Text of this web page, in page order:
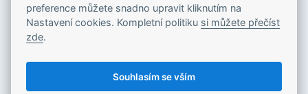
O jakou službu máte zájem?
preference můžete snadno upravit kliknutím na
Nastavení cookies. Kompletní politiku si můžete přečíst
zde.
Souhlasím se vším